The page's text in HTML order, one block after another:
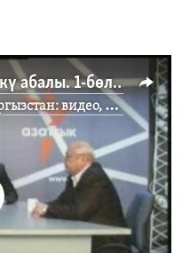
Кыргыз киносунун бүгүнкү абалы. 1-бөлүк
фото, кабарлар
available